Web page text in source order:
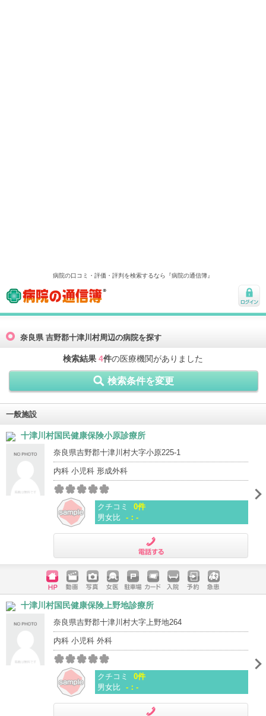
病院の口コミ・評価・評判を検索するなら『病院の通信簿』
病院の通信簿
ログ
奈良県 吉野郡十津川村周辺の病院を探す
検索結果 4件の医療機関がありました
検索条件を変更
一般施設
十津川村国民健康保険小原診療所
奈良県吉野郡十津川村大字小原225-1
内科 小児科 形成外科
クチコミ
0件
男女比 -：-
ホームペ
ージ
動画 写真 女医 駐車場
クレジッ
トカード
入院 予約 急患
十津川村国民健康保険上野地診療所
奈良県吉野郡十津川村大字上野地264
内科 小児科 外科
クチコミ
0件
男女比 -：-